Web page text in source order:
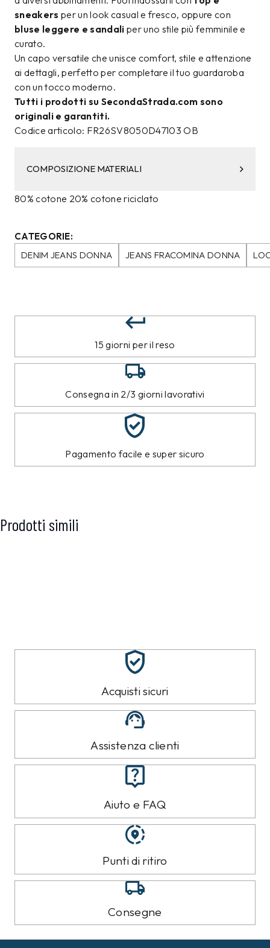
sneakers per un look casual e fresco, oppure con
bluse leggere e sandali per uno stile più femminile e
curato.
Un capo versatile che unisce comfort, stile e attenzione
ai dettagli, perfetto per completare il tuo guardaroba
con un tocco moderno.
Tutti i prodotti su SecondaStrada.com sono
originali e garantiti.
Codice articolo: FR26SV8050D47103 OB
COMPOSIZIONE MATERIALI
80% cotone 20% cotone riciclato
CATEGORIE:
DENIM JEANS DONNA
JEANS FRACOMINA DONNA
15 giorni per il reso
Consegna in 2/3 giorni lavorativi
Pagamento facile e super sicuro
Prodotti simili
Acquisti sicuri
Assistenza clienti
Aiuto e FAQ
Punti di ritiro
Consegne